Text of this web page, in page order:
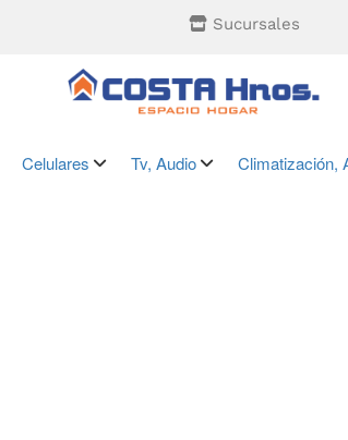
Sucursales
Celulares Tv, Audio Climatización,